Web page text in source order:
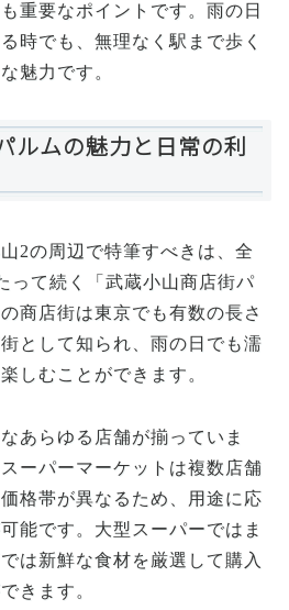
重要なポイントです。雨の日
時でも、無理なく駅まで歩く
魅力です。
ルムの魅力と日常の利
2の周辺で特筆すべきは、全
って続く「武蔵小山商店街パ
商店街は東京でも有数の長さ
として知られ、雨の日でも濡
しむことができます。
あらゆる店舗が揃っていま
ーパーマーケットは複数店舗
格帯が異なるため、用途に応
能です。大型スーパーではま
は新鮮な食材を厳選して購入
きます。